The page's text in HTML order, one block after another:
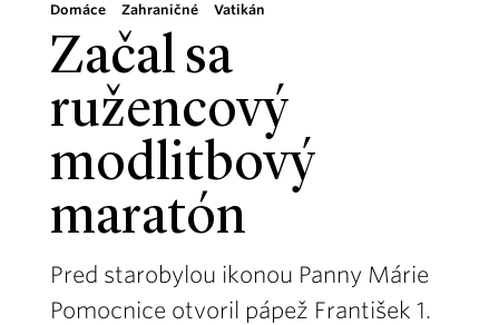
Domáce Zahraničné Vatikán
Začal sa
ružencový
modlitbový
maratón
Pred starobylou ikonou Panny Márie
Pomocnice otvoril pápež František 1.